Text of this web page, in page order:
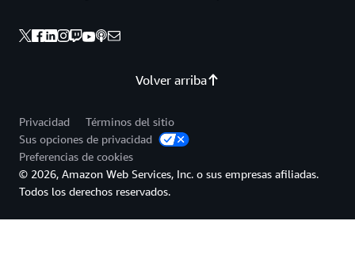
Volver arriba
Privacidad
Términos del sitio
Sus opciones de privacidad
Preferencias de cookies
© 2026, Amazon Web Services, Inc. o sus empresas afiliadas.
Todos los derechos reservados.